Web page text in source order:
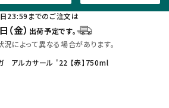
23:59までのご注文は
金） 出荷予定です。
況によって異なる場合があります。
アルカサール '22 【赤】750ml